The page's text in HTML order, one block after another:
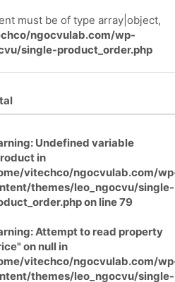
must be of type array|object,
ngocvulab.com/wp-
single-product_order.php
: Undefined variable
in
vitechco/ngocvulab.com/
themes/leo_ngocvu/single-
on line79
: Attempt to read property
on null in
vitechco/ngocvulab.com/
themes/leo_ngocvu/single-